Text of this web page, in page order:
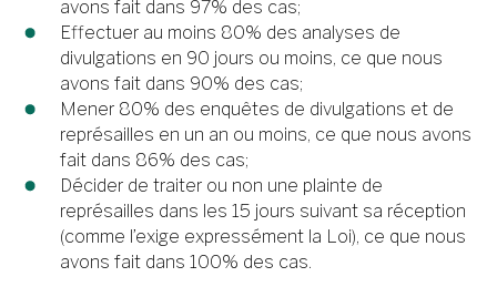
avons fait dans 97% des cas;
Effectuer au moins 80% des analyses de
divulgations en 90 jours ou moins, ce que nous
avons fait dans 90% des cas;
Mener 80% des enquêtes de divulgations et de
représailles en un an ou moins, ce que nous avons
fait dans 86% des cas;
Décider de traiter ou non une plainte de
représailles dans les 15 jours suivant sa réception
(comme l’exige expressément la Loi), ce que nous
avons fait dans 100% des cas.